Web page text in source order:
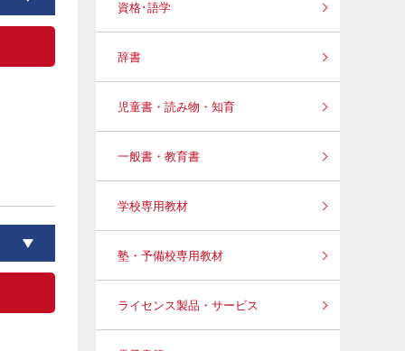
資格･語学
辞書
児童書・読み物・知育
一般書・教育書
学校専用教材
塾・予備校専用教材
ライセンス製品・サービス